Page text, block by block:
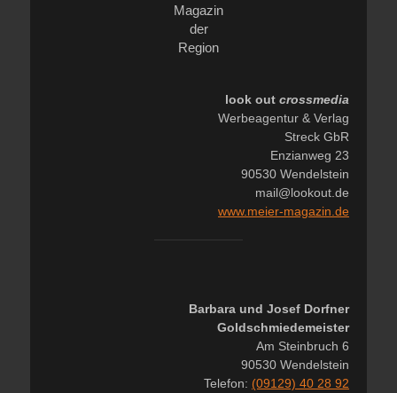
Magazin
der
Region
look out crossmedia
Werbeagentur & Verlag
Streck GbR
Enzianweg 23
90530 Wendelstein
mail@lookout.de
www.meier-magazin.de
Barbara und Josef Dorfner
Goldschmiedemeister
Am Steinbruch 6
90530 Wendelstein
Telefon: (09129) 40 28 92